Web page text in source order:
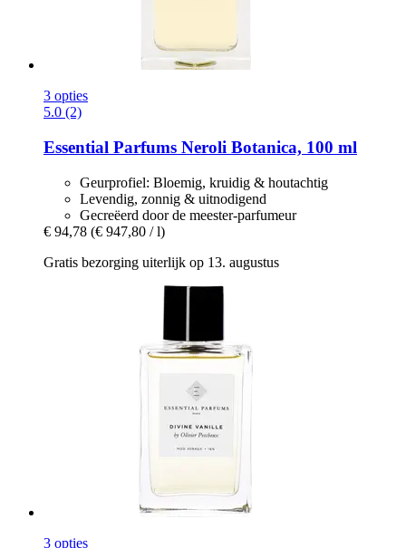
3 opties
5.0 (2)
Essential Parfums Neroli Botanica, 100 ml
Geurprofiel: Bloemig, kruidig & houtachtig
Levendig, zonnig & uitnodigend
Gecreëerd door de meester-parfumeur
€ 94,78 (€ 947,80 / l)
Gratis bezorging uiterlijk op 13. augustus
3 opties